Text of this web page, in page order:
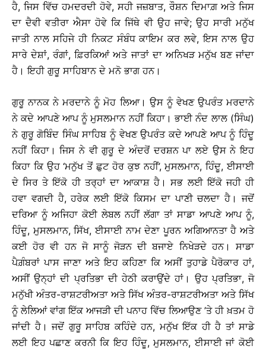
ਹੈ, ਜਿਸ ਵਿੱਚ ਹਮਦਰਦੀ ਹੋਵੇ, ਸਹੀ ਜਜ਼ਬਾਤ, ਰੌਸ਼ਨ ਦਿਮਾਗ਼ ਅਤੇ ਜਿਸ
ਦਾ ਦੈਵੀ ਵਤੀਰਾ ਐਸਾ ਹੋਵੇ ਕਿ ਜਿੱਥੇ ਵੀ ਉਹ ਜਾਵੇ; ਉਹ ਸਾਰੀ ਮਨੁੱਖ
ਜਾਤੀ ਨਾਲ ਸਹਿਜੇ ਹੀ ਨਿਕਟ ਸੰਬੰਧ ਕਾਇਮ ਕਰ ਲਵੇ, ਇਸ ਨਾਲ ਉਹ
ਸਾਰੇ ਦੇਸ਼ਾਂ, ਰੰਗਾਂ, ਫ਼ਿਰਕਿਆਂ ਅਤੇ ਜਾਤਾਂ ਦਾ ਅਨਿਖੜ ਮਨੁੱਖ ਬਣ ਜਾਂਦਾ
ਹੈ। ਇਹੀ ਗੁਰੂ ਸਾਹਿਬਾਨ ਦੇ ਮਨੋ ਭਾਗ ਹਨ।
ਗੁਰੂ ਨਾਨਕ ਨੇ ਮਰਦਾਨੇ ਨੂੰ ਮੋਹ ਲਿਆ। ਉਸ ਨੂੰ ਵੇਖਣ ਉਪਰੰਤ ਮਰਦਾਨੇ
ਨੇ ਕਦੇ ਆਪਣੇ ਆਪ ਨੂੰ ਮੁਸਲਮਾਨ ਨਹੀਂ ਕਿਹਾ। ਭਾਈ ਨੰਦ ਲਾਲ (ਸਿੰਘ)
ਨੇ ਗੁਰੂ ਗੋਬਿੰਦ ਸਿੰਘ ਸਾਹਿਬ ਨੂੰ ਵੇਖਣ ਉਪਰੰਤ ਕਦੇ ਆਪਣੇ ਆਪ ਨੂੰ ਹਿੰਦੂ
ਨਹੀਂ ਕਿਹਾ। ਜਿਸ ਨੇ ਵੀ ਗੁਰੂ ਦੇ ਅੰਦਰੋਂ ਦਰਸ਼ਨ ਪਾ ਲਏ ਉਸ ਨੇ ਇਹ
ਕਿਹਾ ਕਿ ਉਹ ‘ਮਨੁੱਖ ਤੋਂ ਛੁਟ ਹੋਰ ਕੁਝ ਨਹੀਂ’, ਮੁਸਲਮਾਨ, ਹਿੰਦੂ, ਈਸਾਈ
ਦੇ ਸਿਰ ਤੇ ਇੱਕੋ ਹੀ ਤਰ੍ਹਾਂ ਦਾ ਆਕਾਸ਼ ਹੈ। ਸਭ ਲਈ ਇੱਕੋ ਜਹੀ ਹੀ
ਹਵਾ ਵਗਦੀ ਹੈ, ਹਰੇਕ ਲਈ ਇੱਕੋ ਕਿਸਮ ਦਾ ਪਾਣੀ ਚਲਦਾ ਹੈ। ਜਦੋਂ
ਦਰਿਆ ਨੂੰ ਅਜਿਹਾ ਕੋਈ ਲੇਬਲ ਨਹੀਂ ਲੱਗਾ ਤਾਂ ਸਾਡਾ ਆਪਣੇ ਆਪ ਨੂੰ,
ਹਿੰਦੂ, ਮੁਸਲਮਾਨ, ਸਿੱਖ, ਈਸਾਈ ਨਾਮ ਦੇਣਾ ਪੂਰਨ ਅਗਿਆਨਤਾ ਹੈ ਅਤੇ
ਕਈ ਹੋਰ ਵੀ ਹਨ ਜੋ ਸਾਨੂੰ ਜੋੜਨ ਦੀ ਬਜਾਏ ਨਿਖੇੜਦੇ ਹਨ। ਸਾਡਾ
ਪੈਗ਼ੰਬਰਾਂ ਪਾਸ ਜਾਣਾ ਅਤੇ ਇਹ ਕਹਿਣਾ ਕਿ ਅਸੀਂ ਤੁਹਾਡੇ ਪੈਰੋਕਾਰ ਹਾਂ,
ਅਸੀਂ ਉਨ੍ਹਾਂ ਦੀ ਪ੍ਰਤਿਭਾ ਦੀ ਹੇਠੀ ਕਰਾਉਂਦੇ ਹਾਂ। ਉਹ ਪ੍ਰਤਿਭਾ, ਜੋ
ਮਨੁੱਖੀ ਅੰਤਰ-ਰਾਸ਼ਟਰੀਅਤਾ ਅਤੇ ਸਿੱਖ ਅੰਤਰ-ਰਾਸ਼ਟਰੀਅਤਾ ਅਤੇ ਸਿੱਖ
ਨੂੰ ਲੇਲਿਆਂ ਵਾਂਗ ਇੱਕ ਆਜੜੀ ਦੀ ਪਨਾਹ ਵਿੱਚ ਲਿਆਉਣ ’ਤੇ ਹੀ ਖ਼ਤਮ ਹੋ
ਜਾਂਦੀ ਹੈ। ਜਦੋਂ ਗੁਰੂ ਸਾਹਿਬ ਕਹਿੰਦੇ ਹਨ, ਮਨੁੱਖ ਇੱਕ ਹੀ ਹੈ ਤਾਂ ਸਾਡੇ
ਲਈ ਇਹ ਪਛਾਣ ਕਰਨੀ ਕਿ ਇਹ ਹਿੰਦੂ, ਮੁਸਲਮਾਨ, ਈਸਾਈ ਜਾਂ ਕੋਈ